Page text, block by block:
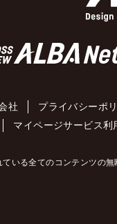
社 プライバシーポ
マイページサービス利
ている全てのコンテンツの